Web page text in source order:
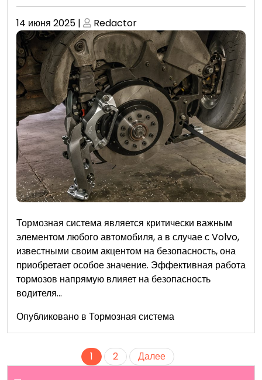
Опубликовано
14 июня 2025 | Опубликовано
Redactor
Тормозная система является критически важным
элементом любого автомобиля, а в случае с Volvo,
известными своим акцентом на безопасность, она
приобретает особое значение. Эффективная работа
тормозов напрямую влияет на безопасность
водителя…
Опубликовано в Тормозная система
Пагинация
1 2 Далее